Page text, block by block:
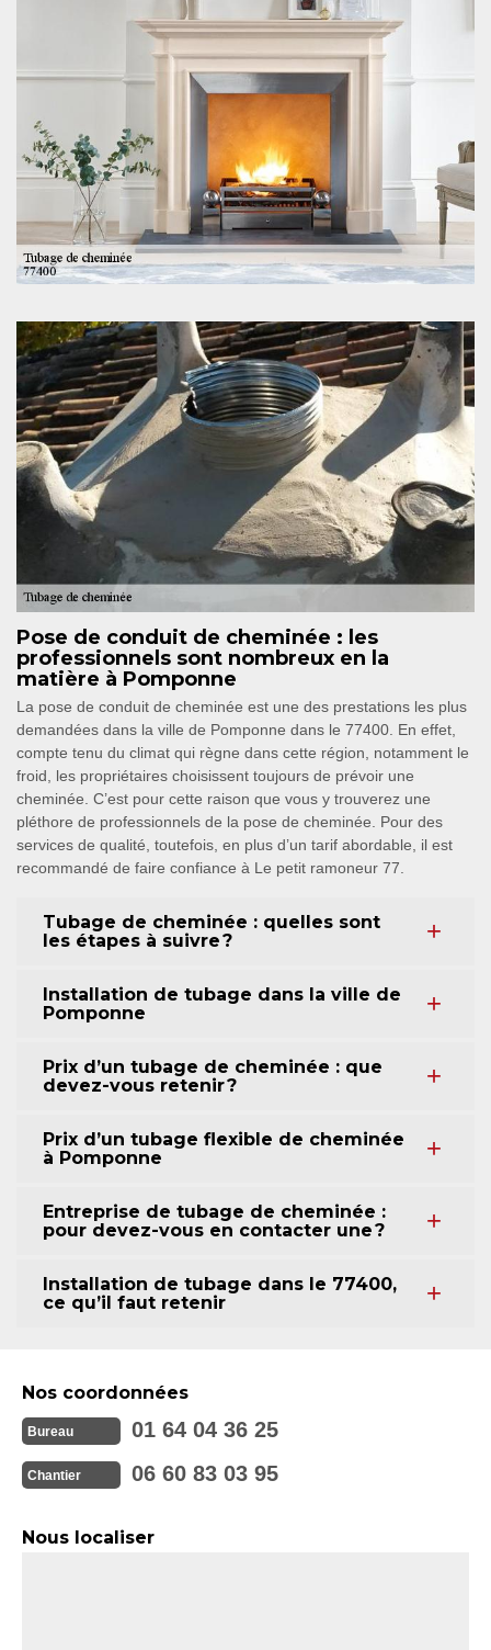
Pose de conduit de cheminée : les
professionnels sont nombreux en la
matière à Pomponne
La pose de conduit de cheminée est une des prestations les plus
demandées dans la ville de Pomponne dans le 77400. En effet,
compte tenu du climat qui règne dans cette région, notamment le
froid, les propriétaires choisissent toujours de prévoir une
cheminée. C’est pour cette raison que vous y trouverez une
pléthore de professionnels de la pose de cheminée. Pour des
services de qualité, toutefois, en plus d’un tarif abordable, il est
recommandé de faire confiance à Le petit ramoneur 77.
Tubage de cheminée : quelles sont
les étapes à suivre ?
Installation de tubage dans la ville de
Pomponne
Prix d’un tubage de cheminée : que
devez-vous retenir ?
Prix d’un tubage flexible de cheminée
à Pomponne
Entreprise de tubage de cheminée :
pour devez-vous en contacter une ?
Installation de tubage dans le 77400,
ce qu’il faut retenir
Nos coordonnées
Bureau 01 64 04 36 25
Chantier 06 60 83 03 95
Nous localiser